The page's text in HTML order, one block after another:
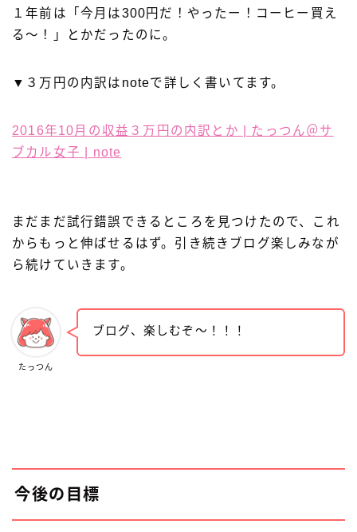
１年前は「今月は300円だ！やったー！コーヒー買え
る〜！」とかだったのに。
▼３万円の内訳はnoteで詳しく書いてます。
2016年10月の収益３万円の内訳とか | たっつん＠サ
ブカル女子 | note
まだまだ試行錯誤できるところを見つけたので、これ
からもっと伸ばせるはず。引き続きブログ楽しみなが
ら続けていきます。
たっつん
ブログ、楽しむぞ〜！！！
今後の目標